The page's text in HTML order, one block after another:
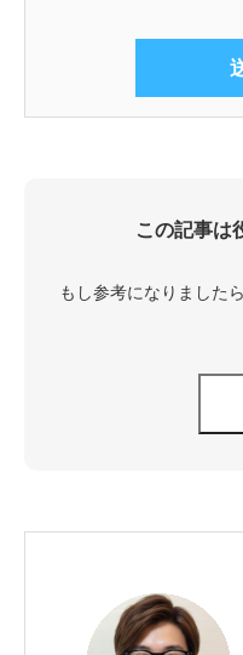
この記事は
もし参考になりました